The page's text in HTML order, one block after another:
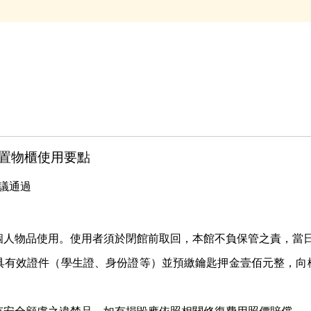
物櫃使用要點
通過
物品使用。使用者須於閉館前取回，本館不負保管之責，當
效證件（學生證、身份證等）並預繳鑰匙押金壹佰元整，